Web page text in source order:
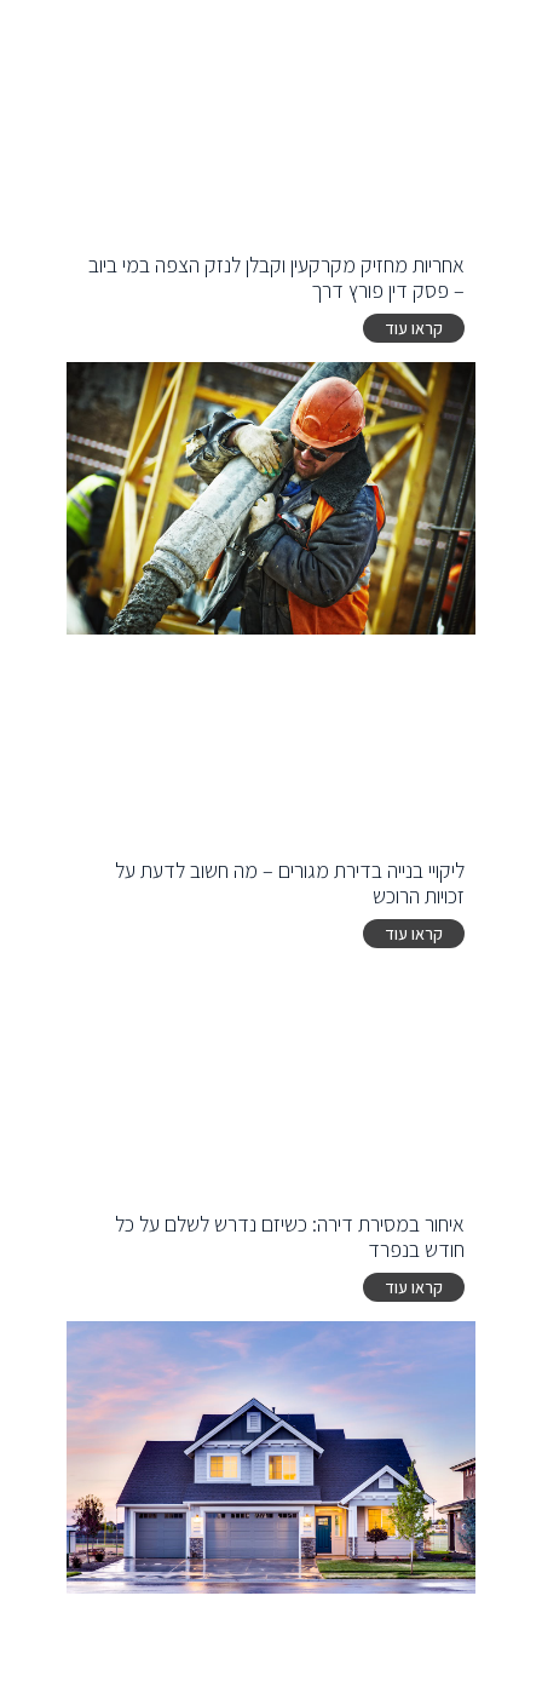
אחריות מחזיק מקרקעין וקבלן לנזק הצפה במי ביוב
– פסק דין פורץ דרך
קראו עוד
ליקויי בנייה בדירת מגורים – מה חשוב לדעת על
זכויות הרוכש
קראו עוד
איחור במסירת דירה: כשיזם נדרש לשלם על כל
חודש בנפרד
קראו עוד